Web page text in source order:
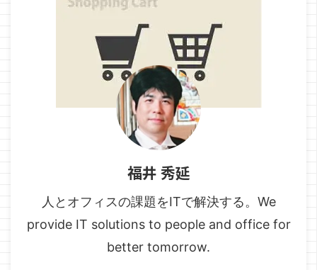
福井 秀延
人とオフィスの課題をITで解決する。We
provide IT solutions to people and office for
better tomorrow.